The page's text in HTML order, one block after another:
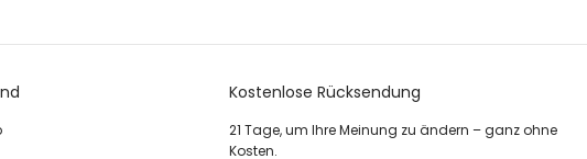
Kostenlose Rücksendung
21 Tage, um Ihre Meinung zu ändern – ganz ohne
Kosten.